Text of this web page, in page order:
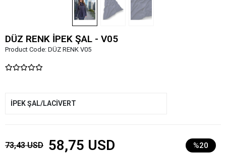
DÜZ RENK İPEK ŞAL - V05
Product Code: DÜZ RENK V05
İPEK ŞAL/LACİVERT
73,43 USD 58,75 USD %20